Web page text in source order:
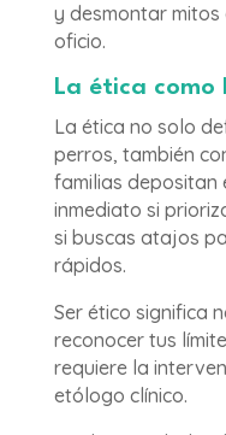
y desmontar mitos
oficio.
La ética como
La ética no solo
perros, también
familias depositan
inmediato si
si buscas atajos
rápidos.
Ser ético significa
reconocer tus
requiere la
etólogo clínico.